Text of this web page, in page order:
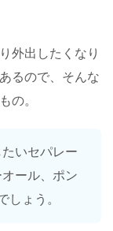
外出したくなり
るので、そんな
の。
いセパレー
ール、ポン
しょう。